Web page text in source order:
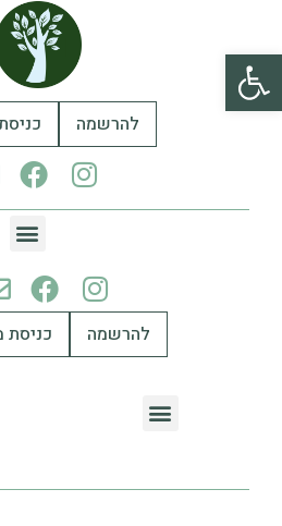
פתח סרגל נגישות
להרשמה
להרשמה